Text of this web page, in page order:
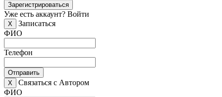
Зарегистрироваться
Уже есть аккаунт? Войти
X
Записаться
ФИО
Телефон
Отправить
X
Связаться с Автором
ФИО